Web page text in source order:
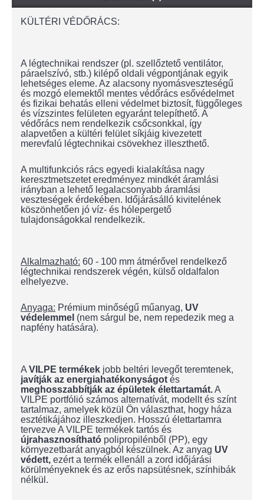
KÜLTÉRI VÉDŐRÁCS:
A légtechnikai rendszer (pl. szellőztető ventilátor,
páraelszívó, stb.) kilépő oldali végpontjának egyik
lehetséges eleme. Az alacsony nyomásveszteségű
és mozgó elemektől mentes védőrács esővédelmet
és fizikai behatás elleni védelmet biztosít, függőleges
és vízszintes felületen egyaránt telepíthető. A
védőrács nem rendelkezik csőcsonkkal, így
alapvetően a kültéri felület síkjáig kivezetett
merevfalú légtechnikai csövekhez illeszthető.
A multifunkciós rács egyedi kialakítása nagy
keresztmetszetet eredményez mindkét áramlási
irányban a lehető legalacsonyabb áramlási
veszteségek érdekében. Időjárásálló kivitelének
köszönhetően jó víz- és hólepergető
tulajdonságokkal rendelkezik.
Alkalmazható: 60 - 100 mm átmérővel rendelkező
légtechnikai rendszerek végén, külső oldalfalon
elhelyezve.
Anyaga: Prémium minőségű műanyag, UV
védelemmel (nem sárgul be, nem repedezik meg a
napfény hatására).
A VILPE termékek jobb beltéri levegőt teremtenek,
javítják az energiahatékonyságot és
meghosszabbítják az épületek élettartamát.A
VILPE portfólió számos alternatívát, modellt és színt
tartalmaz, amelyek közül Ön választhat, hogy háza
esztétikájához illeszkedjen. Hosszú élettartamra
tervezve A VILPE termékek tartós és
újrahasznosítható polipropilénből (PP), egy
környezetbarát anyagból készülnek. Az anyag UV
védett, ezért a termék ellenáll a zord időjárási
körülményeknek és az erős napsütésnek, színhibák
nélkül.